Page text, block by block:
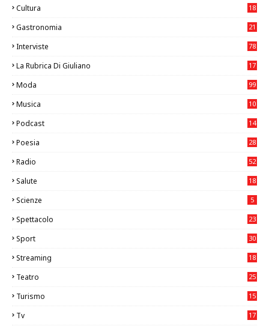
Cultura
18
Gastronomia
21
Interviste 78
La Rubrica Di Giuliano
17
Moda 99
Musica
10
Podcast 14
Poesia 28
Radio 52
Salute
18
Scienze 5
Spettacolo 23
Sport
30
Streaming 18
Teatro
25
Turismo
15
Tv
17